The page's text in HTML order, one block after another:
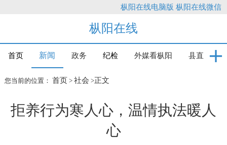
枞阳在线电脑版 枞阳在线微信
枞阳在线
首页 新闻 政务 纪检 外媒看枞阳 县直
您当前的位置： 首页 > 社会 >正文
拒养行为寒人心，温情执法暖人
心